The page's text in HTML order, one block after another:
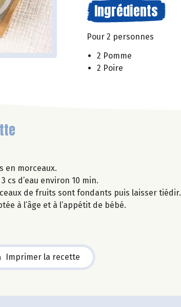
Ingrédients
Pour 2 personnes
2 Pomme
2 Poire
en morceaux.
cs d’eau environ 10 min.
de fruits sont fondants puis laisser tiédir.
à l’âge et à l’appétit de bébé.
Imprimer la recette